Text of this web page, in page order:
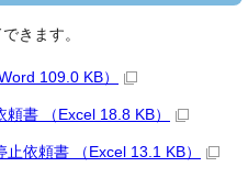
きます。
109.0 KB）
書 （Excel 18.8 KB）
依頼書 （Excel 13.1 KB）